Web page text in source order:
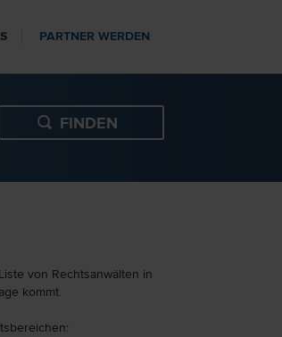
PARTNER WERDEN
von Rechtsanwälten in
kommt.